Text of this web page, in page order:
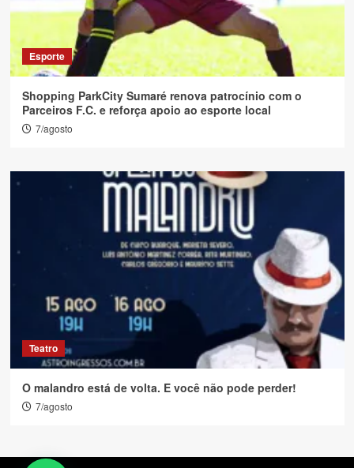
Esporte
Shopping ParkCity Sumaré renova patrocínio com o
Parceiros F.C. e reforça apoio ao esporte local
7/agosto
Teatro
O malandro está de volta. E você não pode perder!
7/agosto